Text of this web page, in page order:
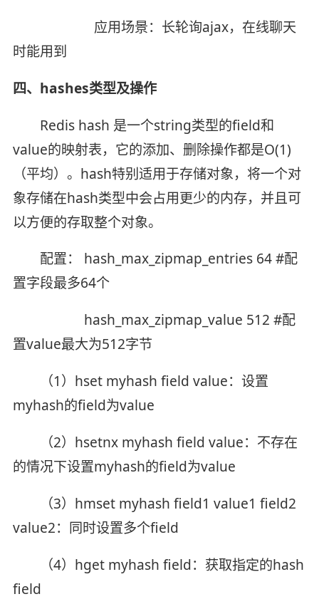
应用场景：长轮询ajax，在线聊天
时能用到
四、hashes类型及操作
Redis hash 是一个string类型的field和
value的映射表，它的添加、删除操作都是O(1)
（平均）。hash特别适用于存储对象，将一个对
象存储在hash类型中会占用更少的内存，并且可
以方便的存取整个对象。
配置： hash_max_zipmap_entries 64 #配
置字段最多64个
hash_max_zipmap_value 512 #配
置value最大为512字节
（1）hset myhash field value：设置
myhash的field为value
（2）hsetnx myhash field value：不存在
的情况下设置myhash的field为value
（3）hmset myhash field1 value1 field2
value2：同时设置多个field
（4）hget myhash field：获取指定的hash
field